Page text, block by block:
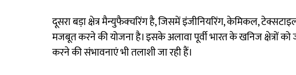
दूसरा बड़ा क्षेत्र मैन्युफैक्चरिंग है, जिसमें इंजीनियरिंग, केमिकल,
मजबूत करने की योजना है। इसके अलावा पूर्वी भारत के खनिज क्षेत्रों
करने की संभावनाएं भी तलाशी जा रही हैं।